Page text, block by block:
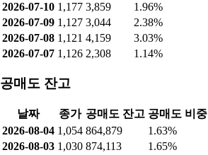
2026-07-10 1,177 3,859
1.96%
2026-07-09 1,127 3,044
2.38%
2026-07-08 1,121 4,159
3.03%
2026-07-07 1,126 2,308 1.14%
공매도 잔고
날짜 종가 공매도 잔고 공매도 비중
2026-08-04 1,054 864,879
1.63%
2026-08-03 1,030 874,113
1.65%